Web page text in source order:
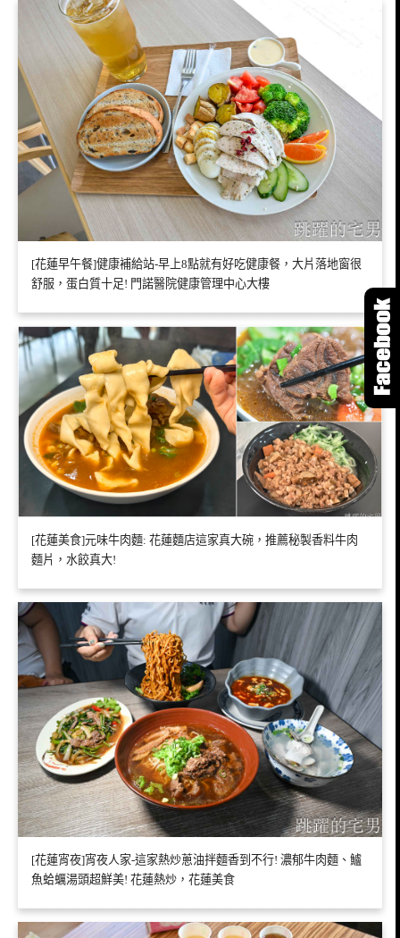
[花蓮早午餐]健康補給站-早上8點就有好吃健康餐，大片落地窗很
舒服，蛋白質十足! 門諾醫院健康管理中心大樓
[花蓮美食]元味牛肉麵: 花蓮麵店這家真大碗，推薦秘製香料牛肉
麵片，水餃真大!
[花蓮宵夜]宵夜人家-這家熱炒蔥油拌麵香到不行! 濃郁牛肉麵、鱸
魚蛤蠣湯頭超鮮美! 花蓮熱炒，花蓮美食